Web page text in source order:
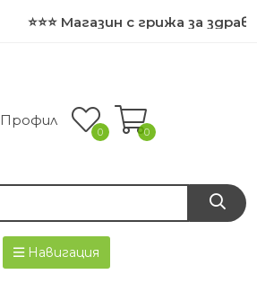
⭐⭐⭐ Магазин с грижа за
Профил
0 0
Навигация